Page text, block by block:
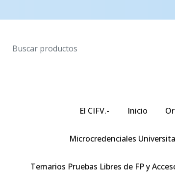
El CIFV.- Inicio
Microcredenciales
Temarios Pruebas Libres de FP y